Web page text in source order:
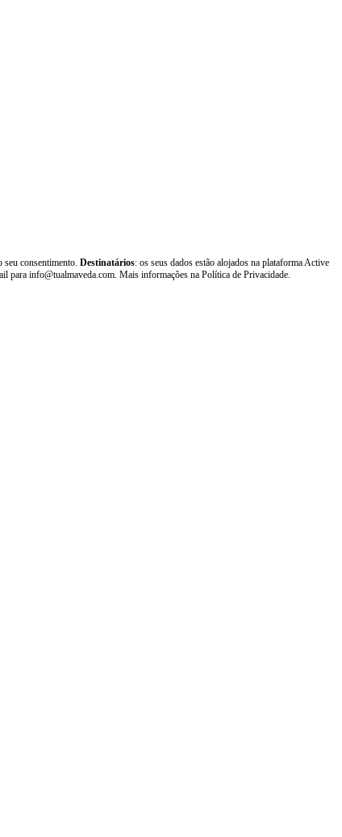
seu consentimento. Destinatários: os seus dados estão alojados na plataforma Active
para info@tualmaveda.com. Mais informações na Política de Privacidade.